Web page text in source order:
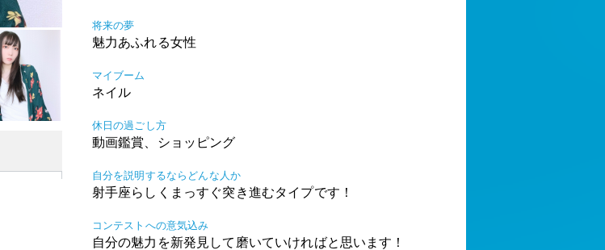
将来の夢
魅力あふれる女性
マイブーム
ネイル
休日の過ごし方
動画鑑賞、ショッピング
自分を説明するならどんな人か
射手座らしくまっすぐ突き進むタイプです！
コンテストへの意気込み
自分の魅力を新発見して磨いていければと思います！